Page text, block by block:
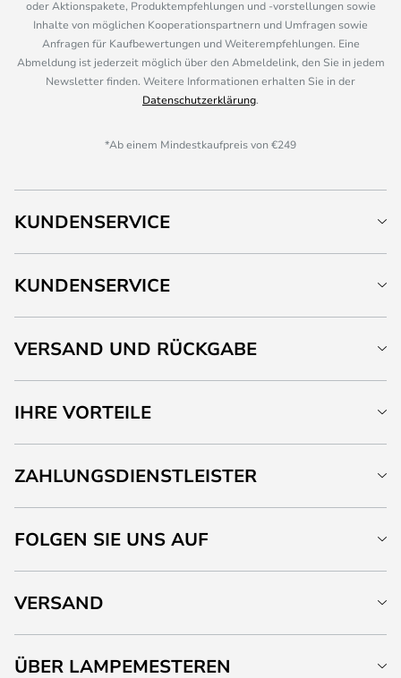
oder Aktionspakete, Produktempfehlungen und -vorstellungen sowie
Inhalte von möglichen Kooperationspartnern und Umfragen sowie
Anfragen für Kaufbewertungen und Weiterempfehlungen. Eine
Abmeldung ist jederzeit möglich über den Abmeldelink, den Sie in jedem
Newsletter finden. Weitere Informationen erhalten Sie in der
Datenschutzerklärung.
*Ab einem Mindestkaufpreis von €249
KUNDENSERVICE
KUNDENSERVICE
VERSAND UND RÜCKGABE
IHRE VORTEILE
ZAHLUNGSDIENSTLEISTER
FOLGEN SIE UNS AUF
VERSAND
ÜBER LAMPEMESTEREN